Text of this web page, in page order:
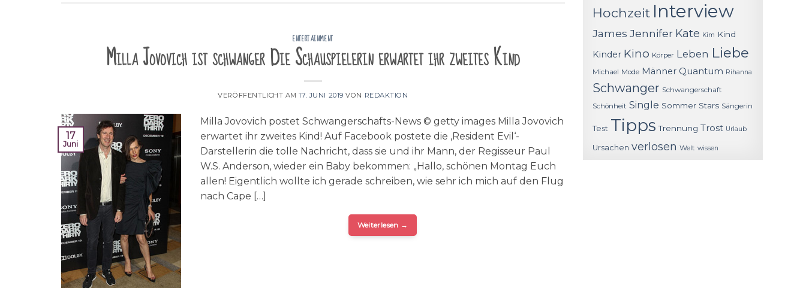
ENTERTAINMENT
Milla Jovovich ist schwanger Die Schauspielerin erwartet ihr zweites Kind
VERÖFFENTLICHT AM17. JUNI 2019 VON REDAKTION
17
Juni
Milla Jovovich postet Schwangerschafts-News © getty images Milla Jovovich
erwartet ihr zweites Kind! Auf Facebook postete die ‚Resident Evil‘-
Darstellerin die tolle Nachricht, dass sie und ihr Mann, der Regisseur Paul
W.S. Anderson, wieder ein Baby bekommen: „Hallo, schönen Montag Euch
allen! Eigentlich wollte ich gerade schreiben, wie sehr ich mich auf den Flug
nach Cape […]
Weiterlesen →
Hochzeit Interview
James Jennifer Kate Kim Kind
Kinder Kino Körper Leben Liebe
Michael Mode Männer Quantum Rihanna
Schwanger Schwangerschaft
Schönheit Single Sommer Stars Sängerin
Test Tipps Trennung Trost Urlaub
Ursachen verlosen Welt wissen